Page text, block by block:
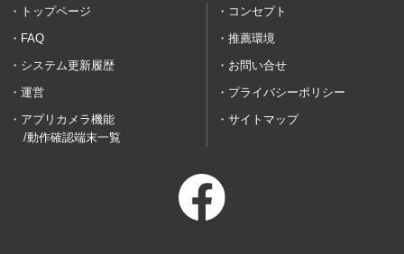
トップページ
コンセプト
FAQ
推薦環境
システム更新履歴
お問い合せ
運営
プライバシーポリシー
アプリカメラ機能
/動作確認端末一覧
サイトマップ